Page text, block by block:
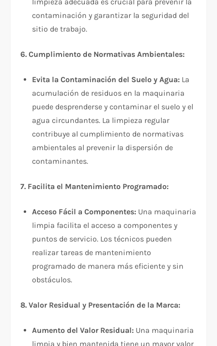
contaminación y garantizar la seguridad del
sitio de trabajo.
6. Cumplimiento de Normativas Ambientales:
Evita la Contaminación del Suelo y Agua: La
acumulación de residuos en la maquinaria
puede desprenderse y contaminar el suelo y el
agua circundantes. La limpieza regular
contribuye al cumplimiento de normativas
ambientales al prevenir la dispersión de
contaminantes.
7. Facilita el Mantenimiento Programado:
Acceso Fácil a Componentes: Una maquinaria
limpia facilita el acceso a componentes y
puntos de servicio. Los técnicos pueden
realizar tareas de mantenimiento
programado de manera más eficiente y sin
obstáculos.
8. Valor Residual y Presentación de la Marca:
Aumento del Valor Residual: Una maquinaria
limpia y bien mantenida tiene un mayor valor